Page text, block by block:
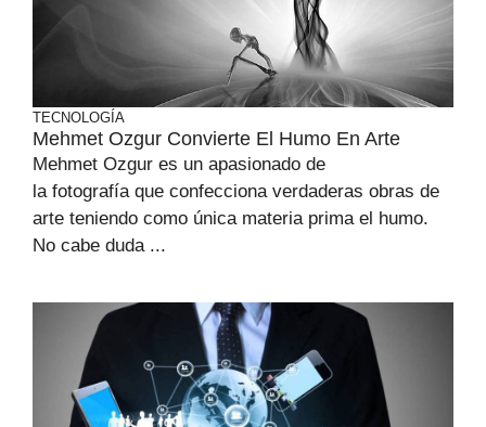
TECNOLOGÍA
Mehmet Ozgur Convierte El Humo En Arte
Mehmet Ozgur es un apasionado de
la fotografía que confecciona verdaderas obras de
arte teniendo como única materia prima el humo.
No cabe duda ...